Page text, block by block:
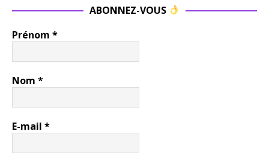
ABONNEZ-VOUS
Prénom *
Nom *
E-mail *